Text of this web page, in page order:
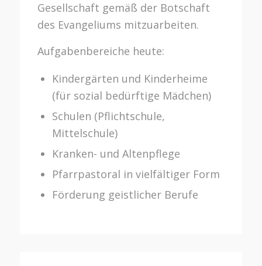
Gesellschaft gemäß der Botschaft
des Evangeliums mitzuarbeiten.
Aufgabenbereiche heute:
Kindergärten und Kinderheime
(für sozial bedürftige Mädchen)
Schulen (Pflichtschule,
Mittelschule)
Kranken- und Altenpflege
Pfarrpastoral in vielfältiger Form
Förderung geistlicher Berufe